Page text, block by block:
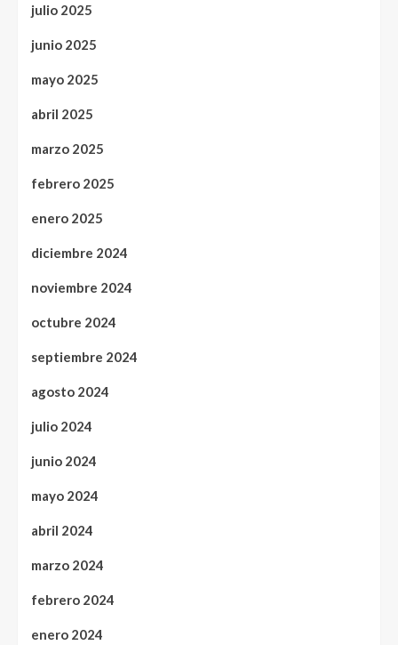
julio 2025
junio 2025
mayo 2025
abril 2025
marzo 2025
febrero 2025
enero 2025
diciembre 2024
noviembre 2024
octubre 2024
septiembre 2024
agosto 2024
julio 2024
junio 2024
mayo 2024
abril 2024
marzo 2024
febrero 2024
enero 2024